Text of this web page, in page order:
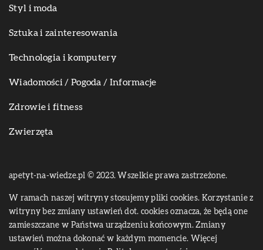
Styl i moda
Sztuka i zainteresowania
Technologia i komputery
Wiadomości / Pogoda / Informacje
Zdrowie i fitness
Zwierzęta
apetyt-na-wiedze.pl © 2023. Wszelkie prawa zastrzeżone.
W ramach naszej witryny stosujemy pliki cookies. Korzystanie z
witryny bez zmiany ustawień dot. cookies oznacza, że będą one
zamieszczane w Państwa urządzeniu końcowym. Zmiany
ustawień można dokonać w każdym momencie. Więcej